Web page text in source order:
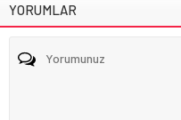
YORUMLAR